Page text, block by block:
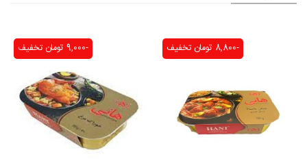
تخفیف -8,800 تومان تخفیف -9,000 تومان